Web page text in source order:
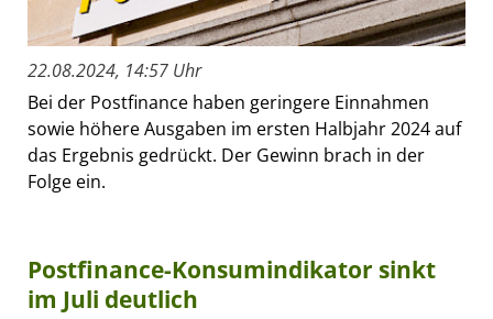
22.08.2024, 14:57 Uhr
Bei der Postfinance haben geringere Einnahmen
sowie höhere Ausgaben im ersten Halbjahr 2024 auf
das Ergebnis gedrückt. Der Gewinn brach in der
Folge ein.
Postfinance-Konsumindikator sinkt
im Juli deutlich